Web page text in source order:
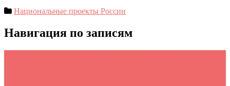
Национальные проекты России
Навигация по записям